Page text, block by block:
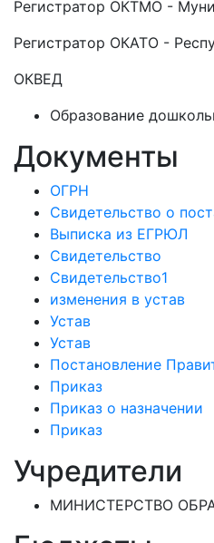
Регистратор ОКТМО -
Регистратор ОКАТО -
ОКВЕД
Образование
Документы
ОГРН
Свидетельство о
Выписка из ЕГРЮЛ
Свидетельство
Свидетельство1
изменения в устав
Устав
Устав
Постановление
Приказ
Приказ о назначении
Приказ
Учредители
МИНИСТЕРСТВО